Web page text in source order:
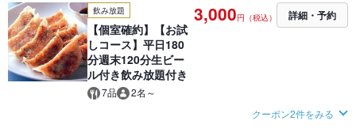
飲み放題
【個室確約】【お試
しコース】平日180
分週末120分生ビー
ル付き飲み放題付き
7品 2名～
3,000円（税込） 詳細・予約
クーポン2件をみる